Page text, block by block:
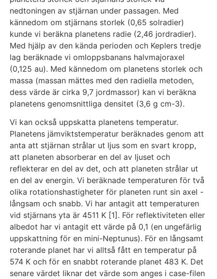
nedtoningen av stjärnan under passagen. Med
kännedom om stjärnans storlek (0,65 solradier)
kunde vi beräkna planetens radie (2,46 jordradier).
Med hjälp av den kända perioden och Keplers tredje
lag beräknade vi omloppsbanans halvmajoraxel
(0,125 au). Med kännedom om planetens storlek och
massa (massan mättes med den radiella metoden,
dess värde är cirka 9,7 jordmassor) kan vi beräkna
planetens genomsnittliga densitet (3,6 g cm-3).
Vi kan också uppskatta planetens temperatur.
Planetens jämviktstemperatur beräknades genom att
anta att stjärnan strålar ut ljus som en svart kropp,
att planeten absorberar en del av ljuset och
reflekterar en del av det, och att planeten strålar ut
en del av energin. Vi beräknade temperaturen för två
olika rotationshastigheter för planeten runt sin axel -
långsam och snabb. Vi har antagit att temperaturen
vid stjärnans yta är 4511 K [1]. För reflektiviteten eller
albedot har vi antagit ett värde på 0,1 (en ungefärlig
uppskattning för en mini-Neptunus). För en långsamt
roterande planet har vi alltså fått en temperatur på
574 K och för en snabbt roterande planet 483 K. Det
senare värdet liknar det värde som anges i case-filen